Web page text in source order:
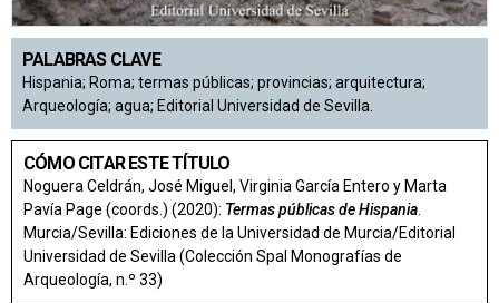
PALABRAS CLAVE
Hispania; Roma; termas públicas; provincias; arquitectura;
Arqueología; agua; Editorial Universidad de Sevilla.
CÓMO CITAR ESTE TÍTULO
Noguera Celdrán, José Miguel, Virginia García Entero y Marta
Pavía Page (coords.) (2020): Termas públicas de Hispania
Murcia/Sevilla: Ediciones de la Universidad de Murcia/Editorial
Universidad de Sevilla (Colección Spal Monografías de
Arqueología, n.º 33)